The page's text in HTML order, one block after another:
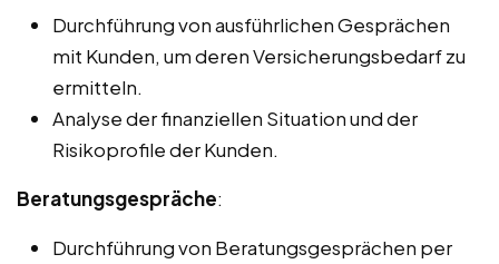
Durchführung von ausführlichen Gesprächen
mit Kunden, um deren Versicherungsbedarf zu
ermitteln.
Analyse der finanziellen Situation und der
Risikoprofile der Kunden.
Beratungsgespräche:
Durchführung von Beratungsgesprächen per